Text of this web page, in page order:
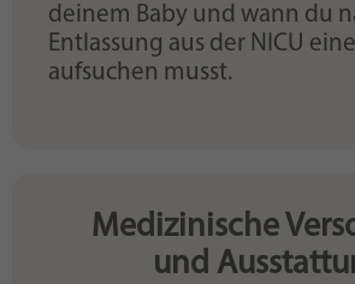
deinem Baby und wann du
Entlassung aus der NICU
aufsuchen musst.
Medizinische
und